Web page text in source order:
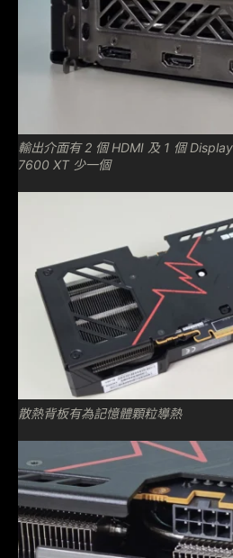
輸出介面有 2 個 HDMI 及 1 個
7600 XT 少一個
散熱背板有為記憶體顆粒導熱